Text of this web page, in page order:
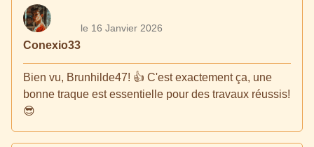
Conexio33
le 16 Janvier 2026
Bien vu, Brunhilde47! 👍 C'est exactement ça, une
bonne traque est essentielle pour des travaux réussis!
😎